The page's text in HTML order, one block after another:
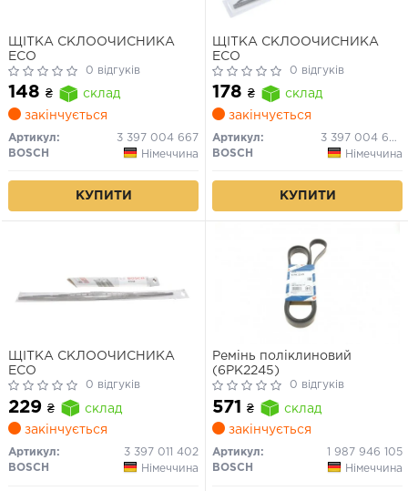
ЩІТКА СКЛООЧИСНИКА
ECO
0 відгуків
148 ₴
склад
закінчується
Артикул:
3 397 004 667
BOSCH
Німеччина
КУПИТИ
ЩІТКА СКЛООЧИСНИКА
ECO
0 відгуків
178 ₴
склад
закінчується
Артикул:
3 397 004 670
BOSCH
Німеччина
КУПИТИ
ЩІТКА СКЛООЧИСНИКА
ECO
0 відгуків
229 ₴
склад
закінчується
Артикул:
3 397 011 402
BOSCH
Німеччина
Ремінь поліклиновий
(6PK2245)
0 відгуків
571 ₴
склад
закінчується
Артикул:
1 987 946 105
BOSCH
Німеччина